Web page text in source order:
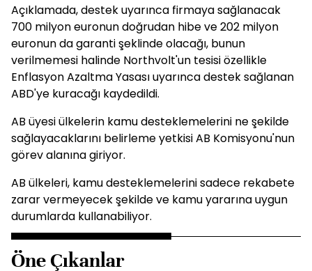
Açıklamada, destek uyarınca firmaya sağlanacak
700 milyon euronun doğrudan hibe ve 202 milyon
euronun da garanti şeklinde olacağı, bunun
verilmemesi halinde Northvolt'un tesisi özellikle
Enflasyon Azaltma Yasası uyarınca destek sağlanan
ABD'ye kuracağı kaydedildi.
AB üyesi ülkelerin kamu desteklemelerini ne şekilde
sağlayacaklarını belirleme yetkisi AB Komisyonu'nun
görev alanına giriyor.
AB ülkeleri, kamu desteklemelerini sadece rekabete
zarar vermeyecek şekilde ve kamu yararına uygun
durumlarda kullanabiliyor.
Öne Çıkanlar